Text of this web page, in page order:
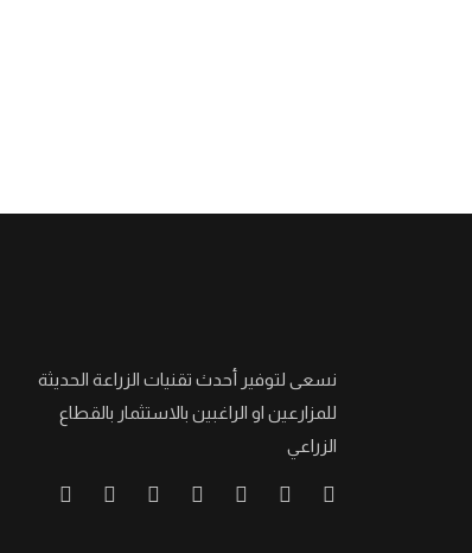
نسعى لتوفير أحدث تقنيات الزراعة الحديثة
للمزارعين او الراغبين بالاستثمار بالقطاع
الزراعي